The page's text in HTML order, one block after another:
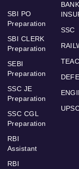
SBI PO
Preparation
SBI CLERK
Preparation
SEBI
Preparation
SSC JE
Preparation
SSC CGL
Preparation
RBI
Assistant
RBI
SSC